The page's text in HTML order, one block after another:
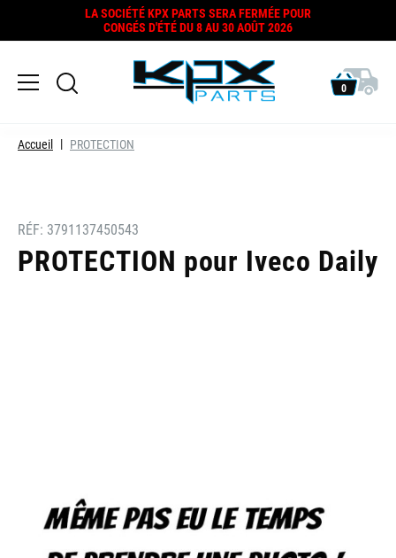
LA SOCIÉTÉ KPX PARTS SERA FERMÉE POUR
CONGÉS D'ÉTÉ DU 8 AU 30 AOÛT 2026
0
Accueil PROTECTION
RÉF: 3791137450543
PROTECTION pour Iveco Daily